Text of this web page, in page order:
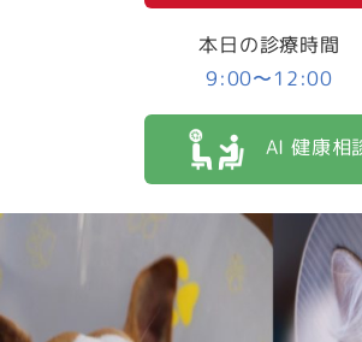
本日の診療時間
9:00〜12:00
AI 健康相